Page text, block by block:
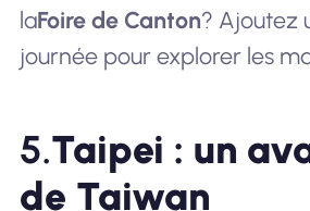
laFoire de Canton? Ajoutez
journée pour explorer les
5.Taipei : un
de Taiwan